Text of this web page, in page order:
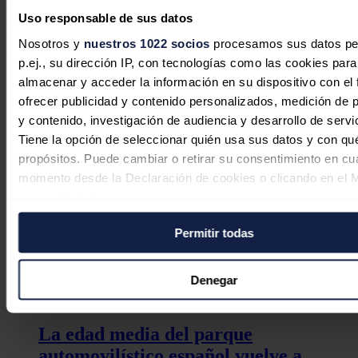
Uso responsable de sus datos
Nosotros y nuestros 1022 socios procesamos sus datos
p.ej., su dirección IP, con tecnologías como las cookies para
almacenar y acceder la información en su dispositivo con el
ofrecer publicidad y contenido personalizados, medición de
y contenido, investigación de audiencia y desarrollo de
Tiene la opción de seleccionar quién usa sus datos y con
propósitos. Puede cambiar o retirar su consentimiento en
momento desde la Declaración de cookies o clicando en el
Si lo permite, también quisiéramos:
Recopilar información sobre su ubicación geográfica
puede tener una precisión de varios metros
Identificar su dispositivo analizándolo activamente
características específicas (huellas digitales)
Obtenga más información sobre cómo se procesan sus
Permitir todas
Denegar
confirma además con el detalle de que cada vez es menor el periodo
de maduración de los contratos de servicios energéticos, siendo éste
de 8 meses, frente a los 12 de hace 5 años.
Noticias relacionadas
La inversión energética en España
cambia de rumbo: las baterías y las
redes sustituyen al boom renovable
La edad media del parque